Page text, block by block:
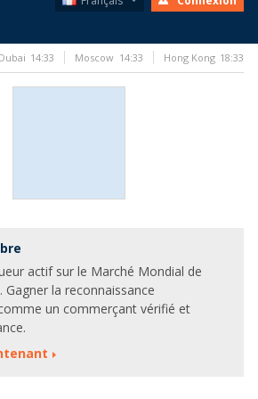
actif sur le Marché Mondial de
Gagner la reconnaissance
un commerçant vérifié et
Dubai 14:33 Moscow 14:33 Hong Kong 18:33